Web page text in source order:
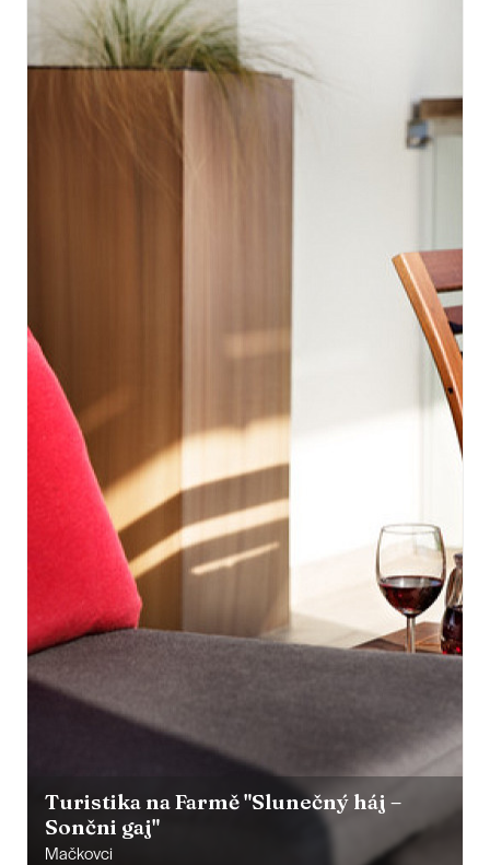
Turistika na Farmě "Slunečný háj –
Sončni gaj"
Mačkovci